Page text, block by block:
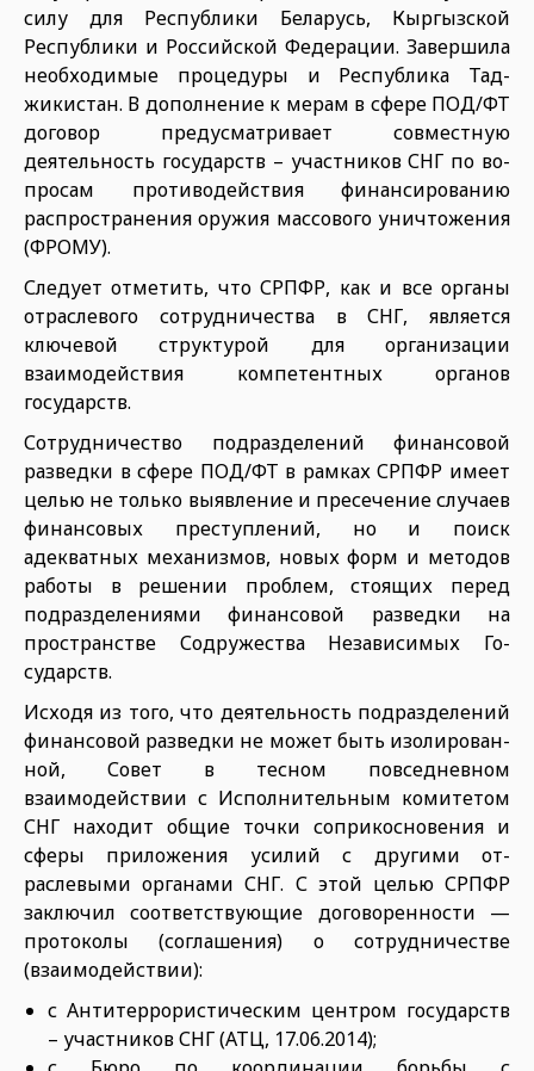
силу для Республики Беларусь, Кыргызской
Республики и Российской Федерации. Завершила
необходи­мые процедуры и Республика Тад­
жикистан. В дополнение к мерам в сфере ПОД/ФТ
договор предусма­тривает совместную
деятельность государств – участников СНГ по во­
просам противодействия финанси­рованию
распространения оружия массового уничтожения
(ФРОМУ).
Следует отметить, что СРПФР, как и все органы
отраслевого сотрудничества в СНГ, является
ключевой структурой для организации
взаимодействия компетентных органов
государств.
Сотрудничество подразделений финансовой
разведки в сфере ПОД/ФТ в рамках СРПФР имеет
це­лью не только выявление и пре­сечение случаев
финансовых пре­ступлений, но и поиск
адекватных механизмов, новых форм и мето­дов
работы в решении проблем, стоящих перед
подразделениями финансовой разведки на
простран­стве Содружества Независимых Го­
сударств.
Исходя из того, что деятельность подразделений
финансовой раз­ведки не может быть изолирован­
ной, Совет в тесном повседневном
взаимодействии с Исполнитель­ным комитетом
СНГ находит общие точки соприкосновения и
сферы приложения усилий с другими от­
раслевыми органами СНГ. С этой целью СРПФР
заключил соответ­ствующие договоренности —
про­токолы (соглашения) о сотрудниче­стве
(взаимодействии):
с Антитеррористическим цен­тром государств
– участников СНГ (АТЦ, 17.06.2014);